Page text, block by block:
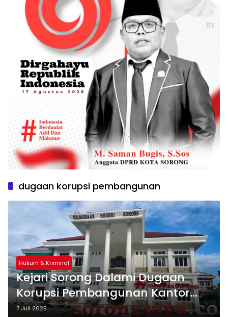
dugaan korupsi pembangunan
Hukum & Kriminal
Kejari Sorong Dalami Dugaan
Korupsi Pembangunan Kantor
Dinas Pendidikan
7 Juli 2025